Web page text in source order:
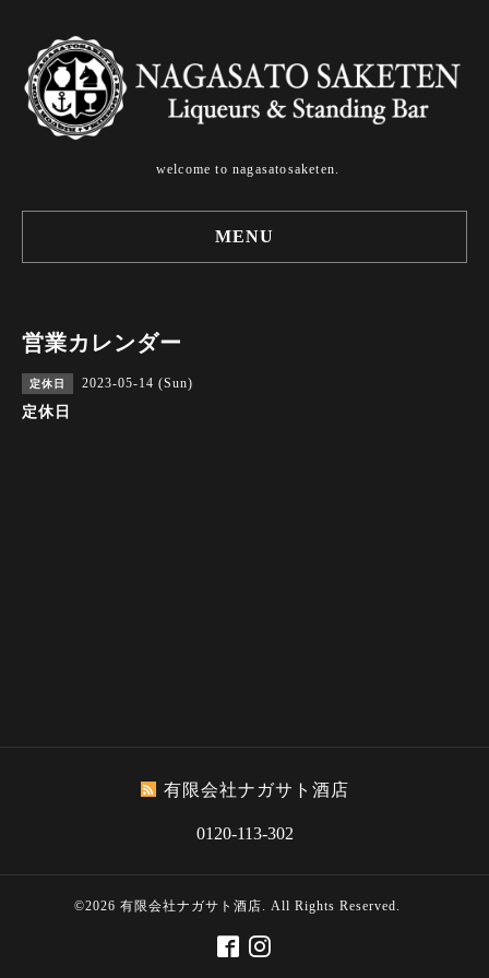
welcome to nagasatosaketen.
MENU
営業カレンダー
定休日 2023-05-14 (Sun)
定休日
有限会社ナガサト酒店
0120-113-302
©2026 有限会社ナガサト酒店. All Rights Reserved.